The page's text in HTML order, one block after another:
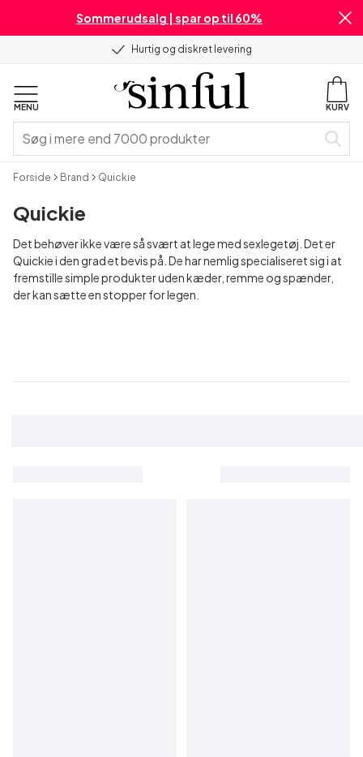
Sommerudsalg | spar op til 60%
Hurtig og diskret levering
MENU KURV
Forside Brand Quickie
Quickie
Det behøver ikke være så svært at lege med sexlegetøj. Det er
Quickie i den grad et bevis på. De har nemlig specialiseret sig i at
fremstille simple produkter uden kæder, remme og spænder,
der kan sætte en stopper for legen.